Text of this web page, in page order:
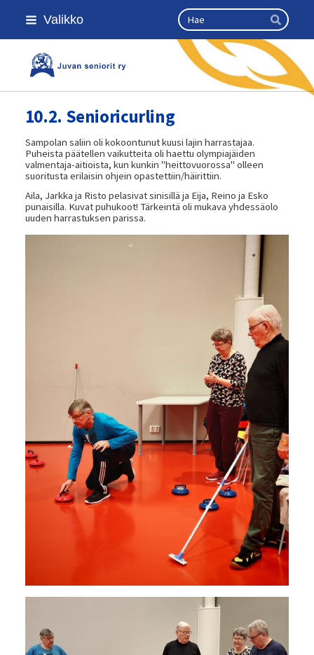
Siirry
sivun
Valikko Haku
Hae
Kansallinen senioriliitto
10.2. Senioricurling
Sampolan saliin oli kokoontunut kuusi lajin harrastajaa.
Puheista päätellen vaikutteita oli haettu olympiajäiden
valmentaja-aitioista, kun kunkin "heittovuorossa" olleen
suoritusta erilaisin ohjein opastettiin/häirittiin.
Aila, Jarkka ja Risto pelasivat sinisillä ja Eija, Reino ja Esko
punaisilla. Kuvat puhukoot! Tärkeintä oli mukava yhdessäolo
uuden harrastuksen parissa.